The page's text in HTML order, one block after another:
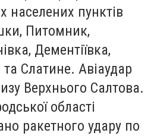
населених пунктів
Питомник,
Дементіївка,
Слатине. Авіаудар
Верхнього Салтова.
області
ракетного удару по